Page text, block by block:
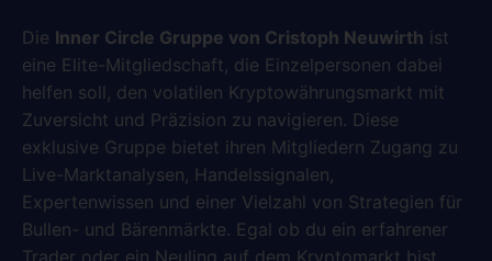
Die Inner Circle Gruppe von Cristoph Neuwirth ist
eine Elite-Mitgliedschaft, die Einzelpersonen dabei
helfen soll, den volatilen Kryptowährungsmarkt mit
Zuversicht und Präzision zu navigieren. Diese
exklusive Gruppe bietet ihren Mitgliedern Zugang zu
Live-Marktanalysen, Handelssignalen,
Expertenwissen und einer Vielzahl von Strategien für
Bullen- und Bärenmärkte. Egal ob du ein erfahrener